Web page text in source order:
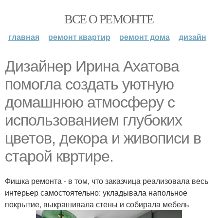
ВСЕ О РЕМОНТЕ
главная ремонт квартир ремонт дома дизайн
Дизайнер Ирина Ахатова
помогла создать уютную
домашнюю атмосферу с
использованием глубоких
цветов, декора и живописи в
старой квртире.
Фишка ремонта - в том, что заказчица реализовала весь
интерьер самостоятельно: укладывала напольное
покрытие, выкрашивала стены и собирала мебель